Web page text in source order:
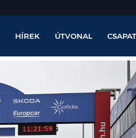
HÍREK ÚTVONAL